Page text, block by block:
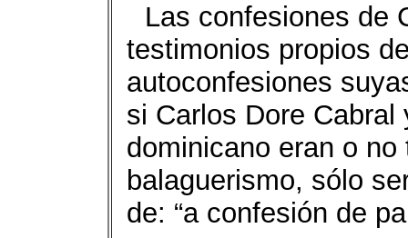
Las confesiones de
testimonios propios
autoconfesiones
si Carlos Dore
dominicano eran o
balaguerismo, sólo
de: “a confesión de